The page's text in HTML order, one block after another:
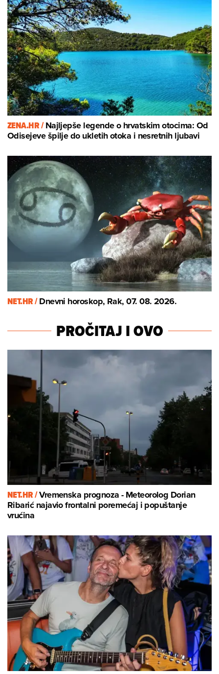
ZENA.HR /Najljepše legende o hrvatskim otocima: Od
Odisejeve špilje do ukletih otoka i nesretnih ljubavi
NET.HR /Dnevni horoskop, Rak, 07. 08. 2026.
PROČITAJ I OVO
NET.HR /Vremenska prognoza - Meteorolog Dorian
Ribarić najavio frontalni poremećaj i popuštanje
vrućina